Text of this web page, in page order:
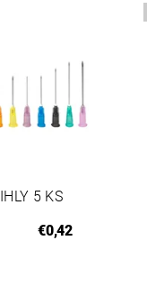
5 KS
€0,42